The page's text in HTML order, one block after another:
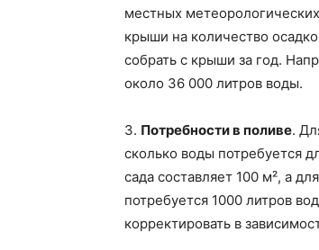
местных
крыши на количество
собрать с крыши за год.
около 36 000 литров воды.
3. Потребности в поливе.
сколько воды потребуется
сада составляет 100 м², а
потребуется 1000 литров
корректировать в